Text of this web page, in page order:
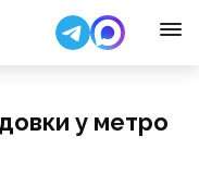
у метро